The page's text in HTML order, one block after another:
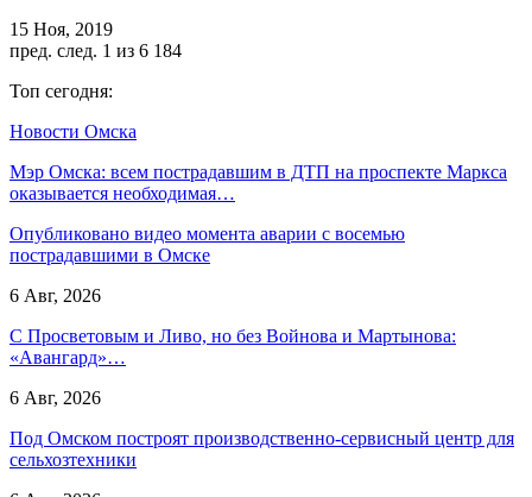
15 Ноя, 2019
пред. след. 1 из 6 184
Топ сегодня:
Новости Омска
Мэр Омска: всем пострадавшим в ДТП на проспекте Маркса
оказывается необходимая…
Опубликовано видео момента аварии с восемью
пострадавшими в Омске
6 Авг, 2026
С Просветовым и Ливо, но без Войнова и Мартынова:
«Авангард»…
6 Авг, 2026
Под Омском построят производственно-сервисный центр для
сельхозтехники